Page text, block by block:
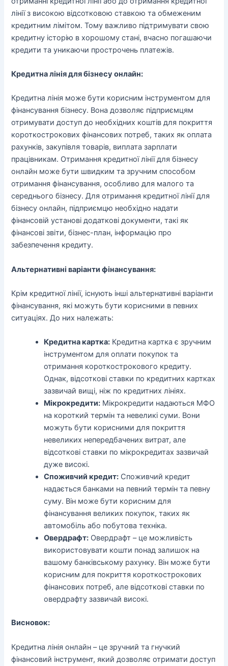
лінії з високою відсотковою ставкою та обмеженим
кредитним лімітом. Тому важливо підтримувати свою
кредитну історію в хорошому стані, вчасно погашаючи
кредити та уникаючи прострочень платежів.
Кредитна лінія для бізнесу онлайн:
Кредитна лінія може бути корисним інструментом для
фінансування бізнесу. Вона дозволяє підприємцям
отримувати доступ до необхідних коштів для покриття
короткострокових фінансових потреб, таких як оплата
рахунків, закупівля товарів, виплата зарплати
працівникам. Отримання кредитної лінії для бізнесу
онлайн може бути швидким та зручним способом
отримання фінансування, особливо для малого та
середнього бізнесу. Для отримання кредитної лінії для
бізнесу онлайн, підприємцю необхідно надати
фінансовій установі додаткові документи, такі як
фінансові звіти, бізнес-план, інформацію про
забезпечення кредиту.
Альтернативні варіанти фінансування:
Крім кредитної лінії, існують інші альтернативні варіанти
фінансування, які можуть бути корисними в певних
ситуаціях. До них належать:
Кредитна картка: Кредитна картка є зручним
інструментом для оплати покупок та
отримання короткострокового кредиту.
Однак, відсоткові ставки по кредитних картках
зазвичай вищі, ніж по кредитних лініях.
Мікрокредити: Мікрокредити надаються МФО
на короткий термін та невеликі суми. Вони
можуть бути корисними для покриття
невеликих непередбачених витрат, але
відсоткові ставки по мікрокредитах зазвичай
дуже високі.
Споживчий кредит: Споживчий кредит
надається банками на певний термін та певну
суму. Він може бути корисним для
фінансування великих покупок, таких як
автомобіль або побутова техніка.
Овердрафт: Овердрафт – це можливість
використовувати кошти понад залишок на
вашому банківському рахунку. Він може бути
корисним для покриття короткострокових
фінансових потреб, але відсоткові ставки по
овердрафту зазвичай високі.
Висновок:
Кредитна лінія онлайн – це зручний та гнучкий
фінансовий інструмент, який дозволяє отримати доступ